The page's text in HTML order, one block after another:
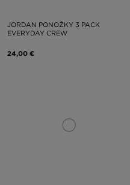
JORDAN PONOŽKY 3 PACK
EVERYDAY CREW
24,00 €